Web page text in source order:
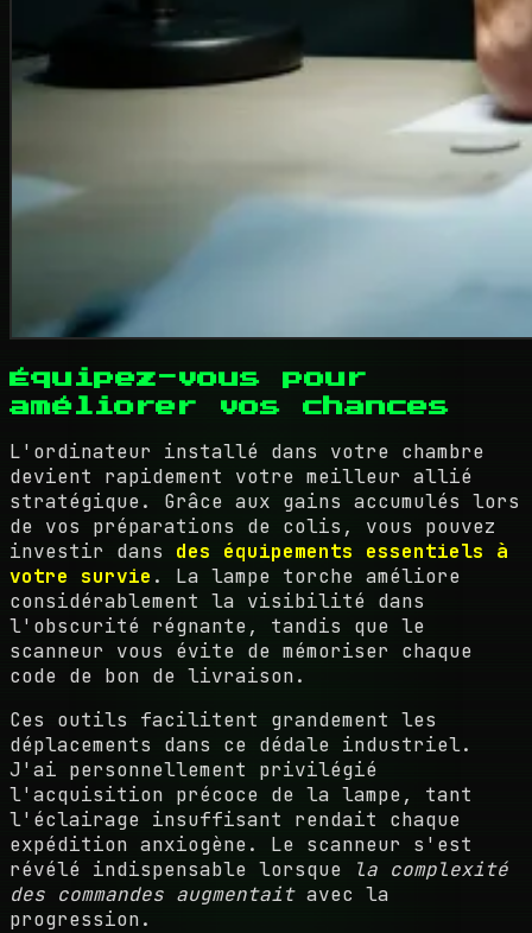
Équipez-vous pour
améliorer vos chances
L'ordinateur installé dans votre chambre
devient rapidement votre meilleur allié
stratégique. Grâce aux gains accumulés lors
de vos préparations de colis, vous pouvez
investir dans des équipements essentiels à
votre survie . La lampe torche améliore
considérablement la visibilité dans
l'obscurité régnante, tandis que le
scanneur vous évite de mémoriser chaque
code de bon de livraison.
Ces outils facilitent grandement les
déplacements dans ce dédale industriel.
J'ai personnellement privilégié
l'acquisition précoce de la lampe, tant
l'éclairage insuffisant rendait chaque
expédition anxiogène. Le scanneur s'est
révélé indispensable lorsque
la complexité
des commandes augmentaitavec la
progression.